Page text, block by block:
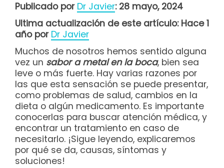
Publicado por Dr Javier: 28 mayo, 2024
Ultima actualización de este artículo: Hace 1
año por Dr Javier
Muchos de nosotros hemos sentido alguna
vez un sabor a metal en la boca, bien sea
leve o más fuerte. Hay varias razones por
las que esta sensación se puede presentar,
como problemas de salud, cambios en la
dieta o algún medicamento. Es importante
conocerlas para buscar atención médica, y
encontrar un tratamiento en caso de
necesitarlo. ¡Sigue leyendo, explicaremos
por qué se da, causas, síntomas y
soluciones!